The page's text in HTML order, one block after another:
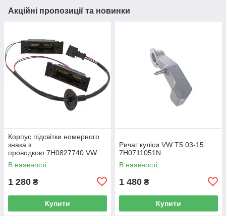
Акційні пропозиції та новинки
Корпус підсвітки номерного
знака з
проводкою 7H0827740 VW
Caddy III (2K) 2004-2015
/ Caddy IV (SA) 2016-
В наявності
1 280 ₴
Купити
Ричаг куліси VW T5 03-15
7H0711051N
В наявності
1 480 ₴
Купити